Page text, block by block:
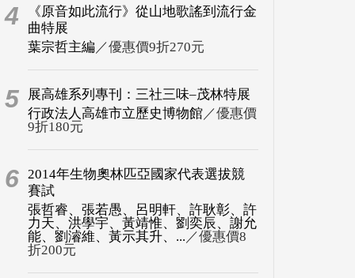
4
《原音如此流行》從山地歌謠到流行金
曲特展
葉宗哲主編 ／優惠價9折270元
5
展高雄系列專刊：三社三味–茂林特展
行政法人高雄市立歷史博物館／優惠價
9折180元
6 2014年生物奧林匹亞國家代表選拔競
賽試
張哲睿、張若愚、呂明軒、許耿彰、許
力天、洪學宇、黃靖惟、劉奕辰、謝允
能、劉濬維、黃示其升、... ／優惠價8
折200元